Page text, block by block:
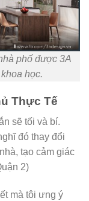
phố được 3A
học.
Thực Tế
sẽ tối và bí.
đó thay đổi
tạo cảm giác
2)
mà tôi ưng ý